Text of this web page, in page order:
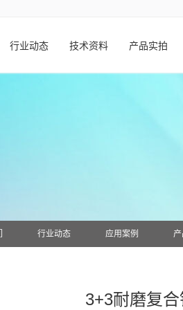
行业动态 技术资料 产品实拍
应用案例
行业动态
3+3耐磨复合